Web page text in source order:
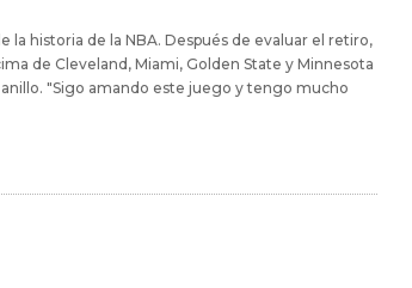
la historia de la NBA. Después de evaluar el retiro,
de Cleveland, Miami, Golden State y Minnesota
"Sigo amando este juego y tengo mucho